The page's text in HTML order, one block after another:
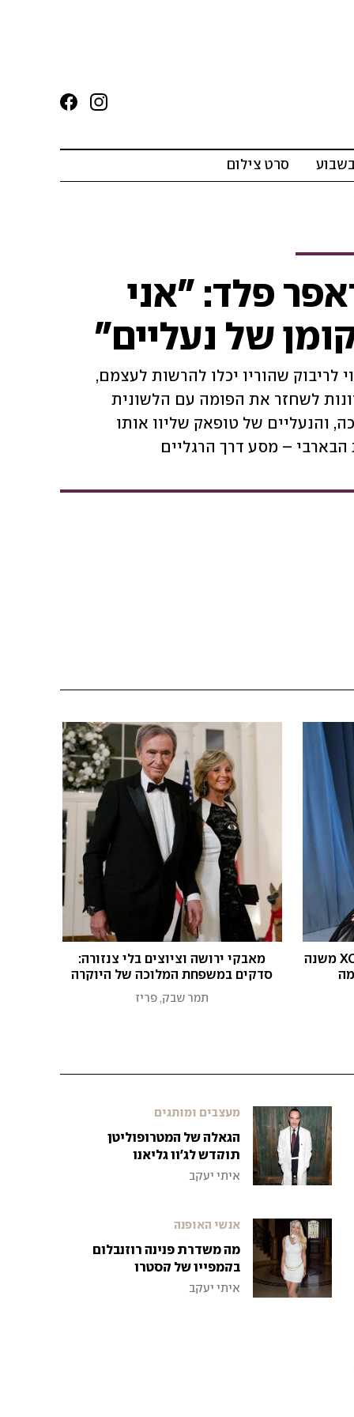
בשבוע סרט צילום
פלד: "אני
של נעליים"
לריבוק שהוריו יכלו להרשות לעצמם,
לשחזר את הפומה עם הלשונית
והנעליים של טופאק שליוו אותו
– מסע דרך הרגליים
מפרחחית ליוקרתית: צ'ארלי XCX משנה
מאבקי ירושה וציוצים בלי צנזורה:
סדקים במשפחת המלוכה של היוקרה
תמר שבק, פריז
מעצבים ומותגים
הגאלה של המטרופוליטן
תוקדש לג'ון גליאנו
איתי יעקב
אנשי האופנה
מה משדרת פנינה רוזנבלום
בקמפיין של קסטרו
איתי יעקב